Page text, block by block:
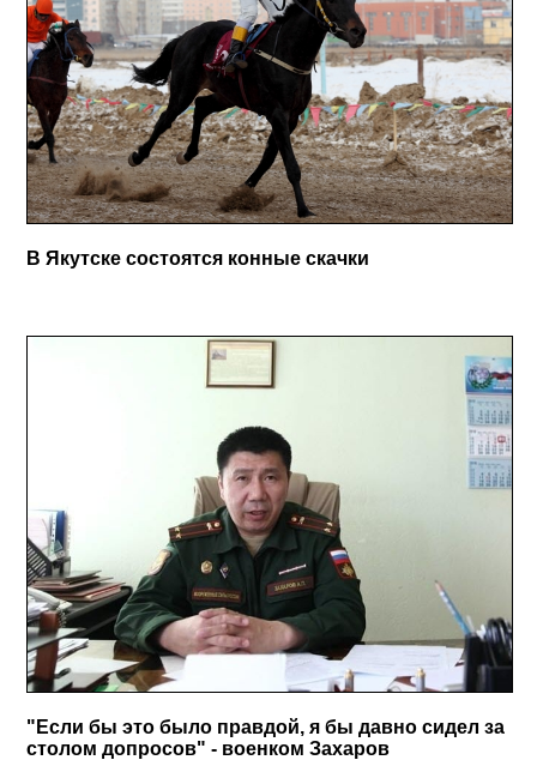
В Якутске состоятся конные скачки
"Если бы это было правдой, я бы давно сидел за
столом допросов" - военком Захаров